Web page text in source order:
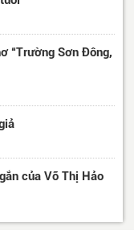
“Trường Sơn Đông,
của Võ Thị Hảo